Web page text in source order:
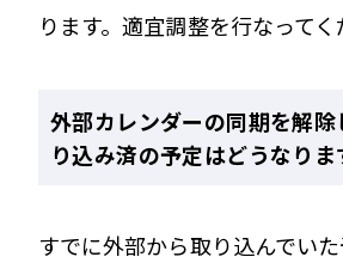
ります。適宜調整を行なってく
外部カレンダーの同期を解
り込み済の予定はどうなりま
すでに外部から取り込んでい